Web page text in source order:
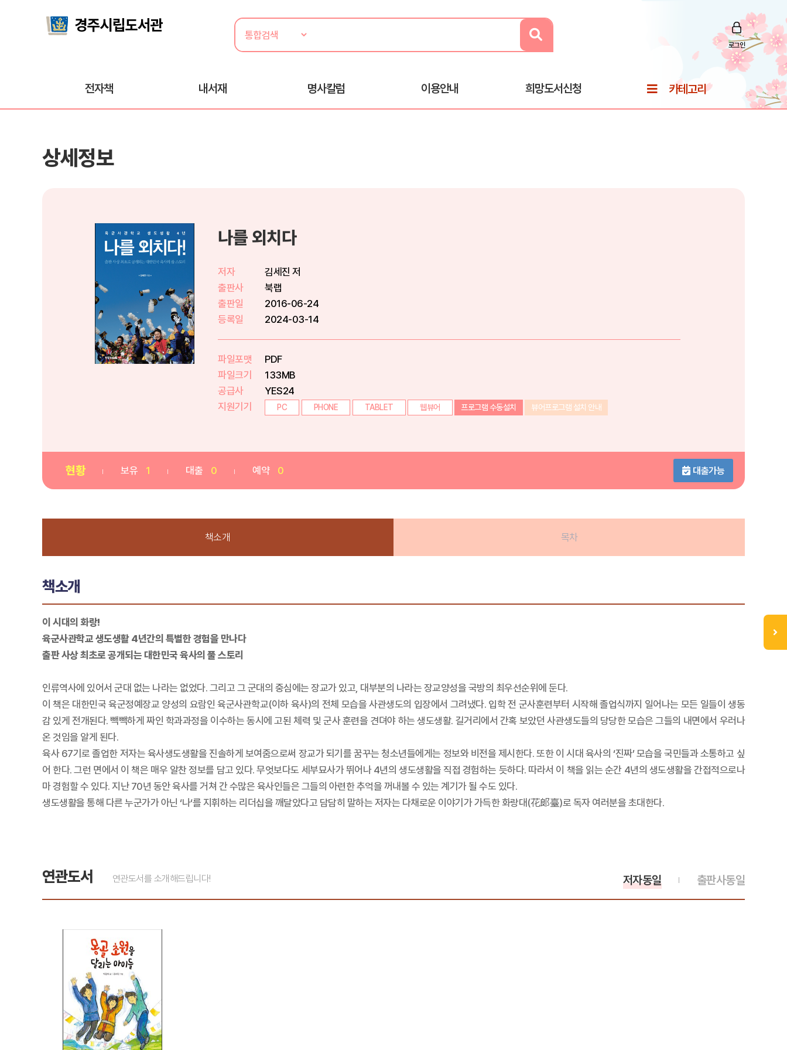
로그인
전자책 내서재 명사칼럼 이용안내 희망도서신청 카테고리
상세정보
나를 외치다
저자
김세진 저
출판사
북랩
출판일
2016-06-24
등록일
2024-03-14
파일포맷
PDF
파일크기
133MB
공급사
YES24
지원기기
PC PHONE TABLET 웹뷰어 프로그램 수동설치 뷰어프로그램 설치 안내
현황 보유 1 대출 0 예약 0 대출가능
책소개 목차
책소개
이 시대의 화랑!
육군사관학교 생도생활 4년간의 특별한 경험을 만나다
출판 사상 최초로 공개되는 대한민국 육사의 풀 스토리
인류역사에 있어서 군대 없는 나라는 없었다. 그리고 그 군대의 중심에는 장교가 있고, 대부분의 나라는 장교양성을 국방의 최우선순위에 둔다.
이 책은 대한민국 육군정예장교 양성의 요람인 육군사관학교(이하 육사)의 전체 모습을 사관생도의 입장에서 그려냈다. 입학 전 군사훈련부터 시작해 졸업식까지 일어나는 모든 일들이 생동
감 있게 전개된다. 빽빽하게 짜인 학과과정을 이수하는 동시에 고된 체력 및 군사 훈련을 견뎌야 하는 생도생활. 길거리에서 간혹 보았던 사관생도들의 당당한 모습은 그들의 내면에서 우러나
온 것임을 알게 된다.
육사 67기로 졸업한 저자는 육사생도생활을 진솔하게 보여줌으로써 장교가 되기를 꿈꾸는 청소년들에게는 정보와 비전을 제시한다. 또한 이 시대 육사의 ‘진짜’ 모습을 국민들과 소통하고 싶
어 한다. 그런 면에서 이 책은 매우 알찬 정보를 담고 있다. 무엇보다도 세부묘사가 뛰어나 4년의 생도생활을 직접 경험하는 듯하다. 따라서 이 책을 읽는 순간 4년의 생도생활을 간접적으로나
마 경험할 수 있다. 지난 70년 동안 육사를 거쳐 간 수많은 육사인들은 그들의 아련한 추억을 꺼내볼 수 있는 계기가 될 수도 있다.
생도생활을 통해 다른 누군가가 아닌 ‘나‘를 지휘하는 리더십을 깨달았다고 담담히 말하는 저자는 다채로운 이야기가 가득한 화랑대(花郞臺)로 독자 여러분을 초대한다.
연관도서 연관도서를 소개해드립니다! 출판사동일
저자동일